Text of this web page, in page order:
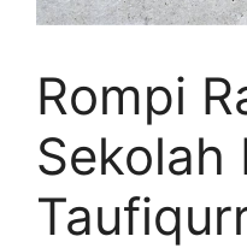
Rompi
Sekolah